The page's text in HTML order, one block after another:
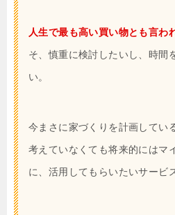
人生で最も高い買い物とも言わ
そ、慎重に検討したいし、時間
い。
今まさに家づくりを計画してい
考えていなくても将来的にはマ
に、活用してもらいたいサービ